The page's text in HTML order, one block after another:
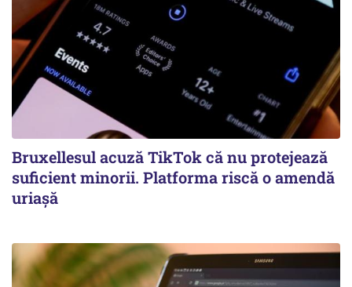
Bruxellesul acuză TikTok că nu protejează
suficient minorii. Platforma riscă o amendă
uriașă